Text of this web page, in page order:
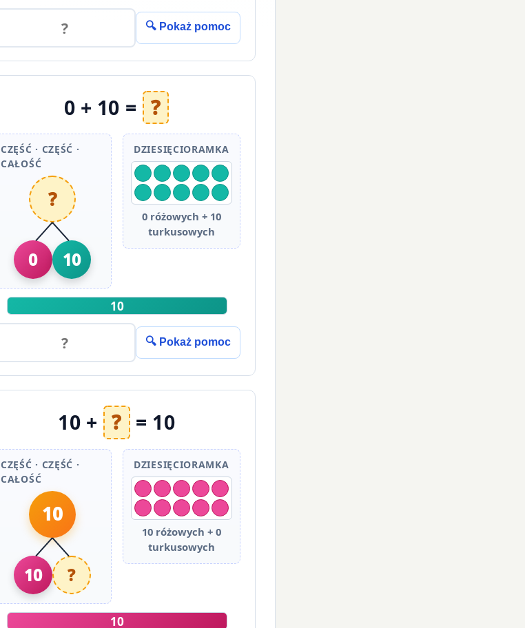
🔍 Pokaż pomoc
0 + 10 = ?
CZĘŚĆ · CZĘŚĆ ·
CAŁOŚĆ
?
0 10
DZIESIĘCIORAMKA
0 różowych + 10
turkusowych
10
🔍 Pokaż pomoc
10 + ? = 10
CZĘŚĆ · CZĘŚĆ ·
CAŁOŚĆ
10
10 ?
DZIESIĘCIORAMKA
10 różowych + 0
turkusowych
10